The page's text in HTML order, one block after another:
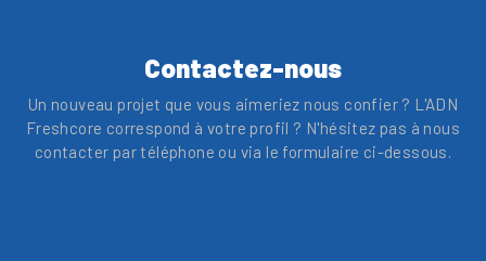
Contactez-nous
Un nouveau projet que vous aimeriez nous confier ? L'ADN
Freshcore correspond à votre profil ? N'hésitez pas à nous
contacter par téléphone ou via le formulaire ci-dessous.